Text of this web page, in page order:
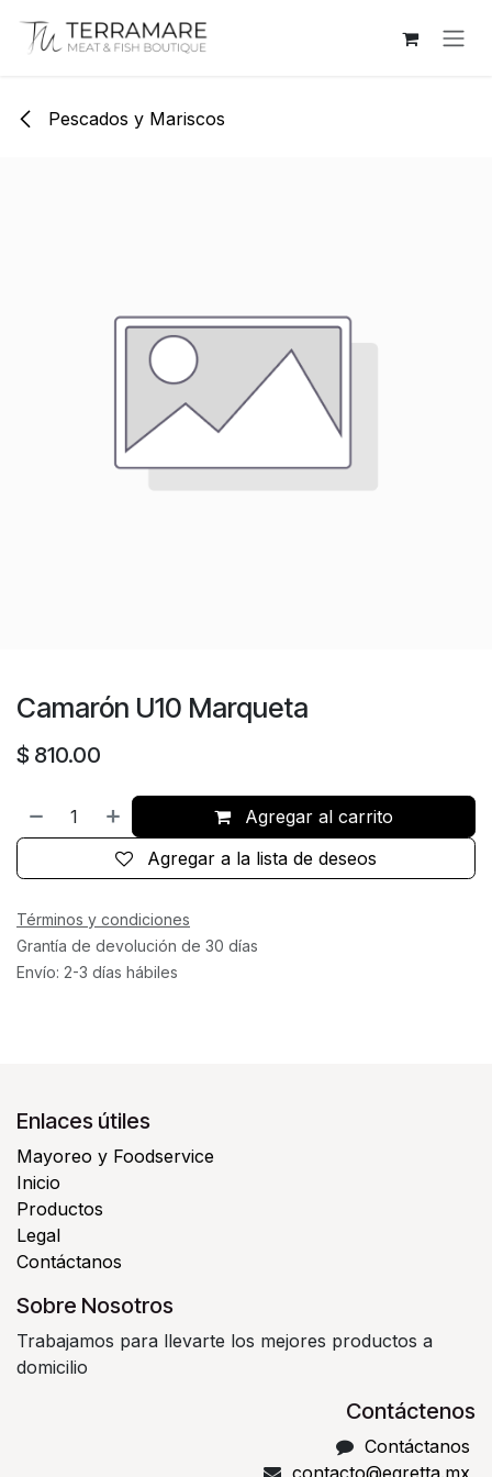
Pescados y Mariscos
Camarón U10 Marqueta
$ 810.00
Agregar al carrito
Agregar a la lista de deseos
Términos y condiciones
Grantía de devolución de 30 días
Envío: 2-3 días hábiles
Enlaces útiles
Mayoreo y Foodservice
Inicio
Productos
Legal
Contáctanos
Sobre Nosotros
Trabajamos para llevarte los mejores productos a
domicilio
Contáctenos
Contáctanos